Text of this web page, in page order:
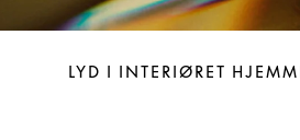
LYD I INTERIØRET